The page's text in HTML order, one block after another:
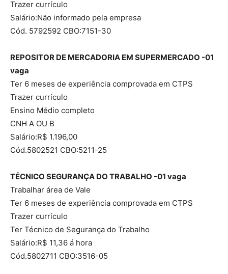
Trazer currículo
Salário:Não informado pela empresa
Cód. 5792592 CBO:7151-30
REPOSITOR DE MERCADORIA EM SUPERMERCADO -01
vaga
Ter 6 meses de experiência comprovada em CTPS
Trazer currículo
Ensino Médio completo
CNH A OU B
Salário:R$ 1.196,00
Cód.5802521 CBO:5211-25
TÉCNICO SEGURANÇA DO TRABALHO -01 vaga
Trabalhar área de Vale
Ter 6 meses de experiência comprovada em CTPS
Trazer currículo
Ter Técnico de Segurança do Trabalho
Salário:R$ 11,36 á hora
Cód.5802711 CBO:3516-05